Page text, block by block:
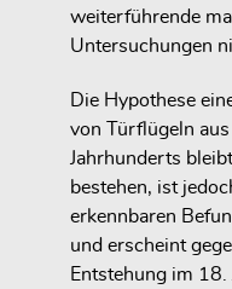
weiterführende
Untersuchungen
Die Hypothese
von Türflügeln
Jahrhunderts
bestehen, ist
erkennbaren
und erscheint
Entstehung im